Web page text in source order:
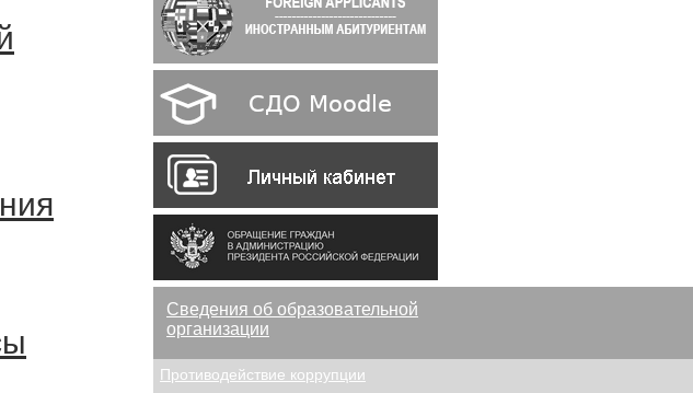
Сведения об образовательной
организации
Противодействие коррупции